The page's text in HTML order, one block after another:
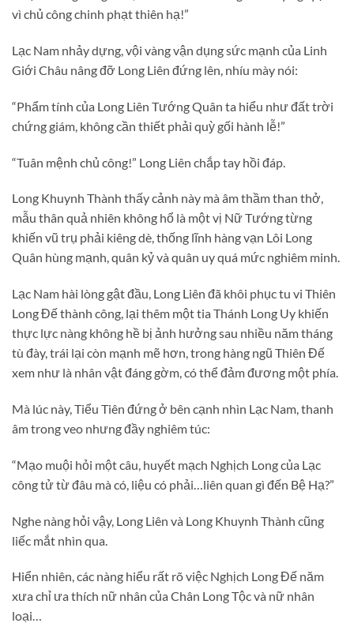
vì chủ công chinh phạt thiên hạ!”
Lạc Nam nhảy dựng, vội vàng vận dụng sức mạnh của Linh
Giới Châu nâng đỡ Long Liên đứng lên, nhíu mày nói:
“Phẩm tính của Long Liên Tướng Quân ta hiểu như đất trời
chứng giám, không cần thiết phải quỳ gối hành lễ!”
“Tuân mệnh chủ công!” Long Liên chắp tay hồi đáp.
Long Khuynh Thành thấy cảnh này mà âm thầm than thở,
mẫu thân quả nhiên không hổ là một vị Nữ Tướng từng
khiến vũ trụ phải kiêng dè, thống lĩnh hàng vạn Lôi Long
Quân hùng mạnh, quân kỷ và quân uy quá mức nghiêm minh.
Lạc Nam hài lòng gật đầu, Long Liên đã khôi phục tu vi Thiên
Long Đế thành công, lại thêm một tia Thánh Long Uy khiến
thực lực nàng không hề bị ảnh hưởng sau nhiều năm tháng
tù đày, trái lại còn mạnh mẽ hơn, trong hàng ngũ Thiên Đế
xem như là nhân vật đáng gờm, có thể đảm đương một phía.
Mà lúc này, Tiểu Tiên đứng ở bên cạnh nhìn Lạc Nam, thanh
âm trong veo nhưng đầy nghiêm túc:
“Mạo muội hỏi một câu, huyết mạch Nghịch Long của Lạc
công tử từ đâu mà có, liệu có phải…liên quan gì đến Bệ Hạ?”
Nghe nàng hỏi vậy, Long Liên và Long Khuynh Thành cũng
liếc mắt nhìn qua.
Hiển nhiên, các nàng hiểu rất rõ việc Nghịch Long Đế năm
xưa chỉ ưa thích nữ nhân của Chân Long Tộc và nữ nhân
loại…